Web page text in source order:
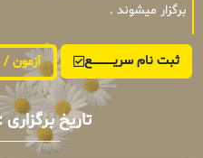
برگزار میشوند .
ثبت نام سریــــــــــــع آزمون
تاریخ برگزاری : 1405/05/25